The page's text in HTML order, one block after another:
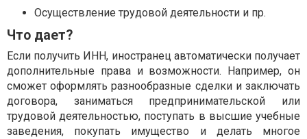
Осуществление трудовой деятельности и пр.
Что дает?
Если получить ИНН, иностранец автоматически получает
дополнительные права и возможности. Например, он
сможет оформлять разнообразные сделки и заключать
договора, заниматься предпринимательской или
трудовой деятельностью, поступать в высшие учебные
заведения, покупать имущество и делать многое